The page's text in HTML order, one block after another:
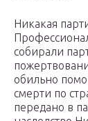
Никакая
собирали
обильно
смерти по
передано в